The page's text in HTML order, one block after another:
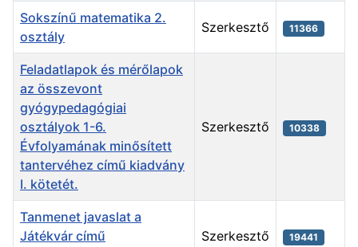
Sokszínű matematika 2.
osztály
Szerkesztő 11366
Feladatlapok és mérőlapok
az összevont
gyógypedagógiai
osztályok 1-6.
Évfolyamának minősített
tantervéhez című kiadvány
I. kötetét.
Szerkesztő 10338
Tanmenet javaslat a
Játékvár című
Szerkesztő 19441